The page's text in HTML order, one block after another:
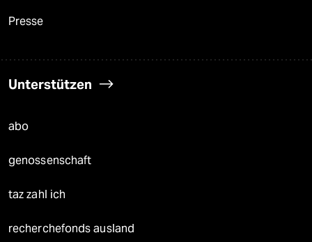
Presse
Unterstützen
abo
genossenschaft
taz zahl ich
recherchefonds ausland